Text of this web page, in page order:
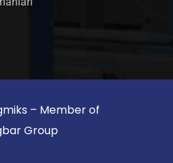
– Member of
Group